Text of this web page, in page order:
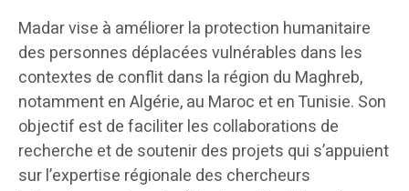
Madar vise à améliorer la protection humanitaire
des personnes déplacées vulnérables dans les
contextes de conflit dans la région du Maghreb,
notamment en Algérie, au Maroc et en Tunisie. Son
objectif est de faciliter les collaborations de
recherche et de soutenir des projets qui s’appuient
sur l’expertise régionale des chercheurs